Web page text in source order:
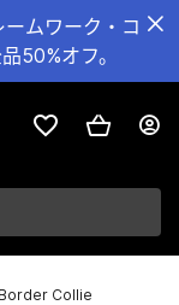
ムワーク・コ
50%オフ。
Collie